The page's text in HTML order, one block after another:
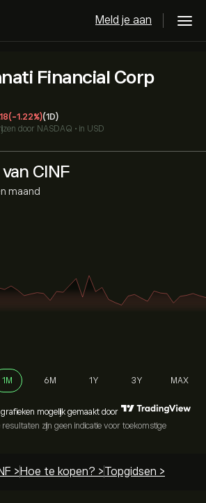
Meld je aan
Financial Corp
(-1.22%)(1D)
door NASDAQ • in USD
CINF
maand
1M 6M 1Y 3Y MAX
mogelijk gemaakt door
zijn geen indicatie voor toekomstige
> Hoe te kopen? >Topgidsen >